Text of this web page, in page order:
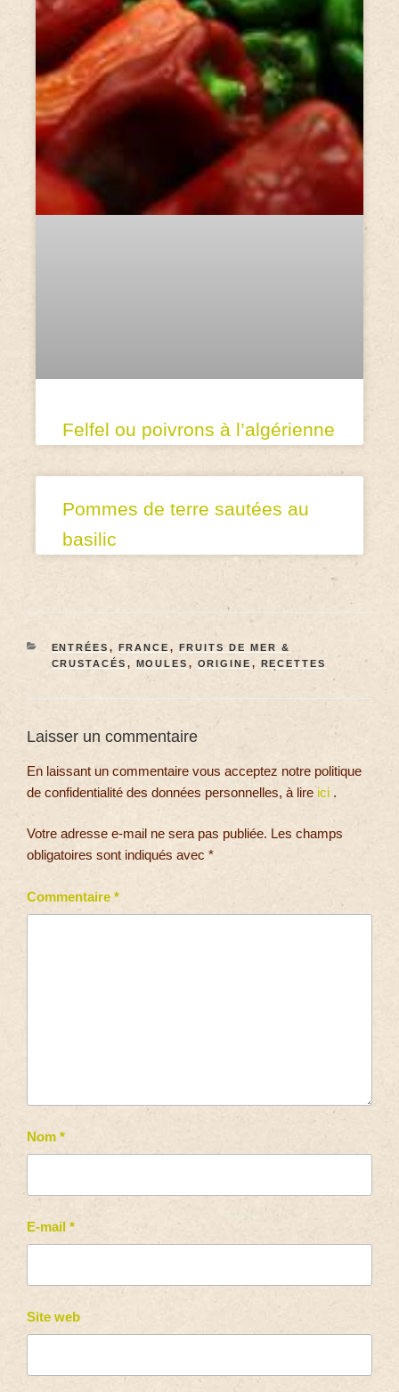
Felfel ou poivrons à l’algérienne
Pommes de terre sautées au
basilic
ENTRÉES , FRANCE ,
FRUITS DE MER &
CRUSTACÉS , MOULES , ORIGINE , RECETTES
Laisser un commentaire
En laissant un commentaire vous acceptez notre politique
de confidentialité des données personnelles, à lire ici .
Votre adresse e-mail ne sera pas publiée. Les champs
obligatoires sont indiqués avec *
Commentaire *
Nom *
E-mail *
Site web